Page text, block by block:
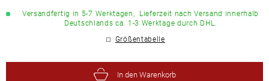
Versandfertig in 5-7 Werktagen, Lieferzeit nach Versand innerhalb
Deutschlands ca. 1-3 Werktage durch DHL.
Größentabelle
In den Warenkorb